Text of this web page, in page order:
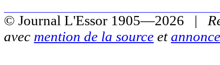
© Journal L'Essor 1905—2026 |
avec mention de la source et